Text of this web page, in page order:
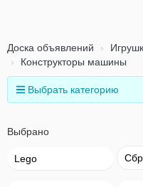
Доска объявлений
Конструкторы машины
Выбрать категорию
Выбрано
Lego